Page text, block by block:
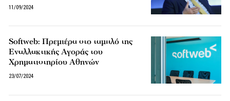
11/09/2024
Softweb: Πρεμιέρα στο ταμπλό της
Εναλλακτικής Αγοράς του
Χρηματιστηρίου Αθηνών
23/07/2024